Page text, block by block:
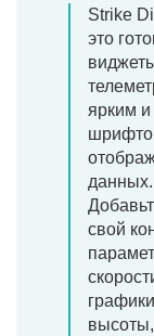
Strike
это
ярким и
данных.
свой
графики